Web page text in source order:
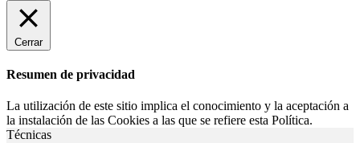
Cerrar
Resumen de privacidad
La utilización de este sitio implica el conocimiento y la aceptación a
la instalación de las Cookies a las que se refiere esta Política.
Técnicas